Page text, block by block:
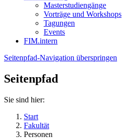
Masterstudiengänge
Vorträge und Workshops
Tagungen
Events
FIM.intern
Seitenpfad-Navigation überspringen
Seitenpfad
Sie sind hier:
Start
Fakultät
Personen